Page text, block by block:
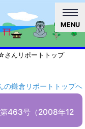
MENU
さんリポートトップ
鎌倉リポートトップへ
463号（2008年12